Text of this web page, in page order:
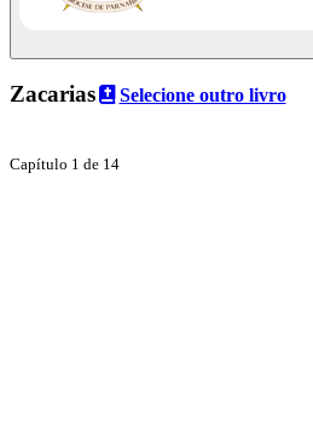
Zacarias Selecione outro livro
Capítulo 1 de 14